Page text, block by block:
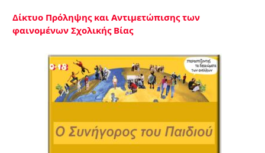
Δίκτυο Πρόληψης και Αντιμετώπισης των
φαινομένων Σχολικής Βίας